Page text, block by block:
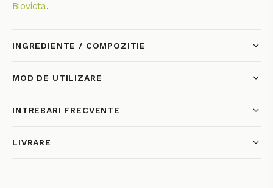
Biovicta.
INGREDIENTE / COMPOZITIE
MOD DE UTILIZARE
INTREBARI FRECVENTE
LIVRARE